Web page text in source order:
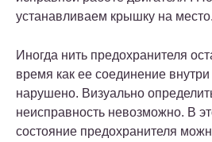
устанавливаем крышку на место.
Иногда нить предохранителя
время как ее соединение
нарушено. Визуально
неисправность невозможно. В
состояние предохранителя